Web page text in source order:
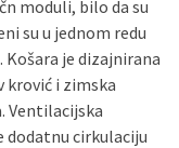
moduli, bilo da su
su u jednom redu
je dizajnirana
krović i zimska
Ventilacijska
dodatnu cirkulaciju